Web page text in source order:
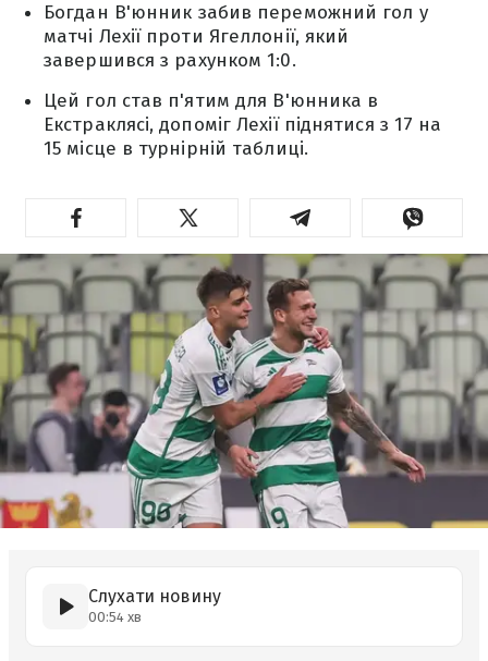
Богдан В'юнник забив переможний гол у
матчі Лехії проти Ягеллонії, який
завершився з рахунком 1:0.
Цей гол став п'ятим для В'юнника в
Екстраклясі, допоміг Лехії піднятися з 17 на
15 місце в турнірній таблиці.
Слухати новину
00:54 хв